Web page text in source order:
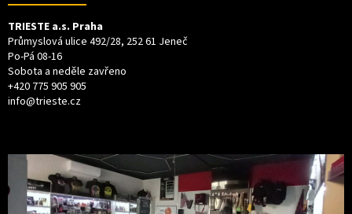
TRIESTE a.s. Praha
Průmyslová ulice 492/28, 252 61 Jeneč
Po-Pá 08-16
Sobota a neděle zavřeno
+420 775 905 905
info@trieste.cz